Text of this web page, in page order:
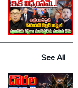
See All